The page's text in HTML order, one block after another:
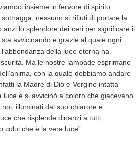
insieme in fervore di spirito
nessuno si rifiuti di portare la
anzi lo splendore dei ceri per significare il
avvicinando e grazie al quale ogni
della luce eterna ha
Ma le nostre lampade esprimano
con la quale dobbiamo andare
la Madre di Dio e Vergine intatta
luce e si avvicinò a coloro che giacevano
illuminati dal suo chiarore e
che risplende dinanzi a tutti,
che è la vera luce”.